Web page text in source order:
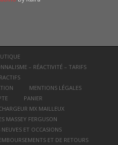
– RÉACTIVITÉ – TARIFS
MENTIONS LÉGALES
PANIER
MX MAILLEUX
MASSEY FERGUSON
NEUVES ET OCCASIONS
ET DE RETOURS